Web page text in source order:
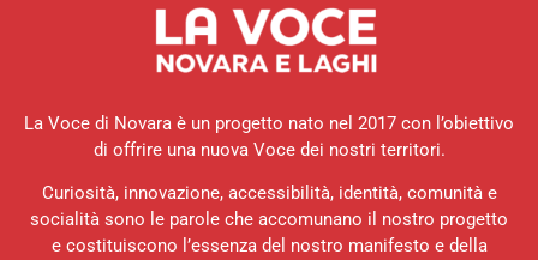
La Voce di Novara è un progetto nato nel 2017 con l’obiettivo
di offrire una nuova Voce dei nostri territori.
Curiosità, innovazione, accessibilità, identità, comunità e
socialità sono le parole che accomunano il nostro progetto
e costituiscono l’essenza del nostro manifesto e della